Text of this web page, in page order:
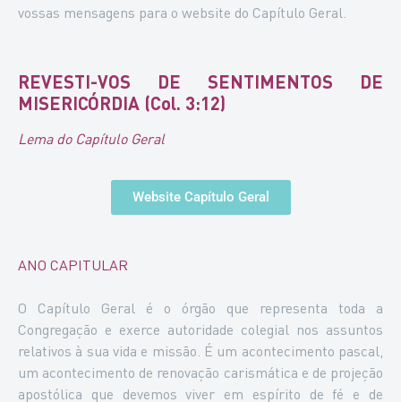
vossas mensagens para o website do Capítulo Geral.
REVESTI-VOS DE SENTIMENTOS DE
MISERICÓRDIA (Col. 3:12)
Lema do Capítulo Geral
Website Capítulo Geral
ANO CAPITULAR
O Capítulo Geral é o órgão que representa toda a
Congregação e exerce autoridade colegial nos assuntos
relativos à sua vida e missão. É um acontecimento pascal,
um acontecimento de renovação carismática e de projeção
apostólica que devemos viver em espírito de fé e de